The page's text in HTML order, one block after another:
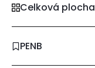
Celková plocha
PENB